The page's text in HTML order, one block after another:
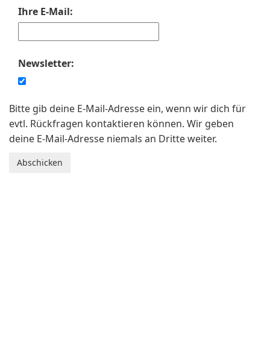
Ihre E-Mail:
Newsletter:
Bitte gib deine E-Mail-Adresse ein, wenn wir dich für
evtl. Rückfragen kontaktieren können. Wir geben
deine E-Mail-Adresse niemals an Dritte weiter.